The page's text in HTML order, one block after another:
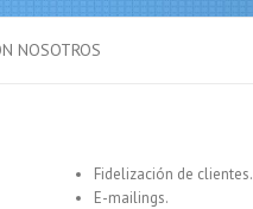
NOSOTROS
Fidelización de clientes.
E-mailings.